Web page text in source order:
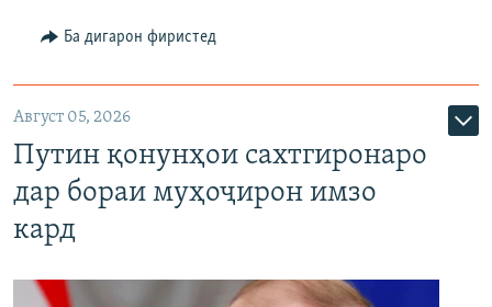
Ба дигарон фиристед
Август 05, 2026
Путин қонунҳои сахтгиронаро
дар бораи муҳоҷирон имзо
кард